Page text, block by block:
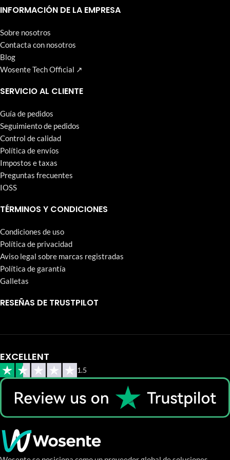
que Wosente-tech persigue incansablemente.
INFORMACIÓN DE LA EMPRESA
Sobre nosotros
Contacta con nosotros
Blog
Wosente Tech Official ↗
SERVICIO AL CLIENTE
Guía de pedidos
Seguimiento de pedidos
Control de calidad
Política de envíos
Impostos e taxas
Preguntas frecuentes
IOSS
TÉRMINOS Y CONDICIONES
Condiciones de uso
Política de privacidad
Aviso legal sobre marcas registradas
Política de garantía
Galletas
RESEÑAS DE TRUSTPILOT
EXCELLENT
1.5